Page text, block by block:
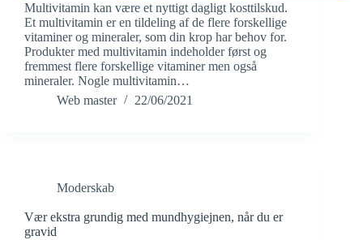
Multivitamin kan være et nyttigt dagligt kosttilskud.
Et multivitamin er en tildeling af de flere forskellige
vitaminer og mineraler, som din krop har behov for.
Produkter med multivitamin indeholder først og
fremmest flere forskellige vitaminer men også
mineraler. Nogle multivitamin…
Web master
22/06/2021
Moderskab
Vær ekstra grundig med mundhygiejnen, når du er
gravid